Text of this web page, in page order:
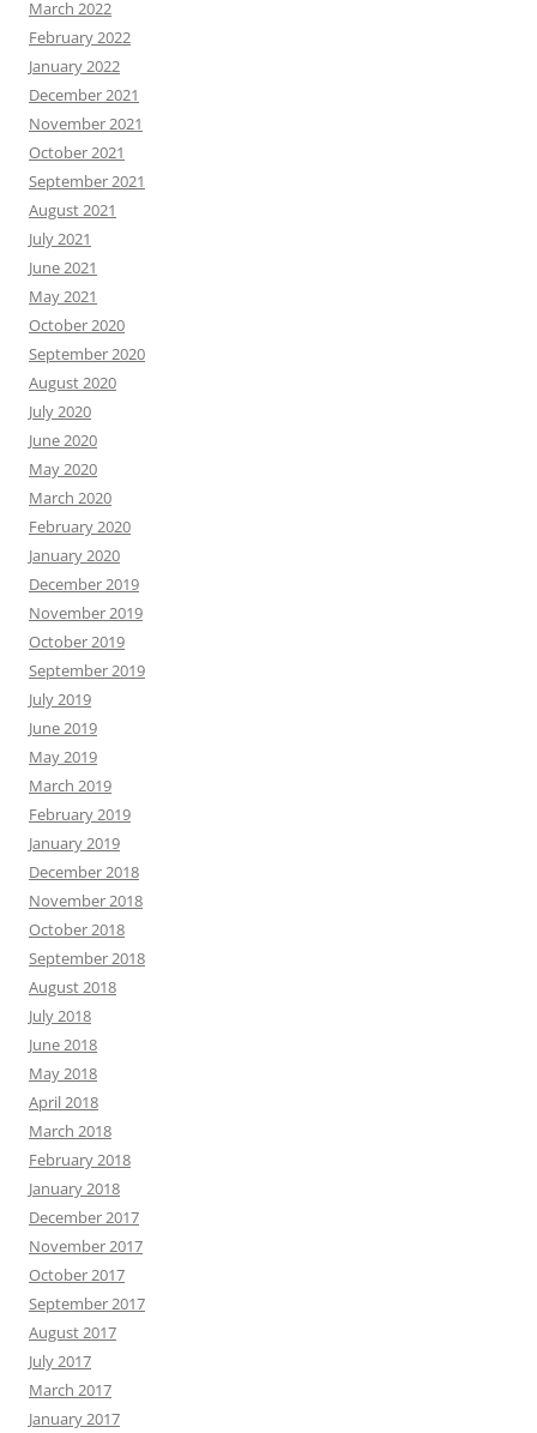
March 2022
February 2022
January 2022
December 2021
November 2021
October 2021
September 2021
August 2021
July 2021
June 2021
May 2021
October 2020
September 2020
August 2020
July 2020
June 2020
May 2020
March 2020
February 2020
January 2020
December 2019
November 2019
October 2019
September 2019
July 2019
June 2019
May 2019
March 2019
February 2019
January 2019
December 2018
November 2018
October 2018
September 2018
August 2018
July 2018
June 2018
May 2018
April 2018
March 2018
February 2018
January 2018
December 2017
November 2017
October 2017
September 2017
August 2017
July 2017
March 2017
January 2017